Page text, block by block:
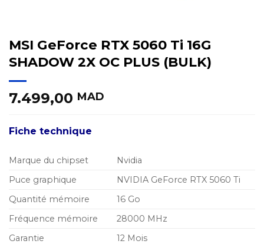
MSI GeForce RTX 5060 Ti 16G
SHADOW 2X OC PLUS (BULK)
7.499,00 MAD
Fiche technique
Marque du chipset
Nvidia
Puce graphique
NVIDIA GeForce RTX 5060 Ti
Quantité mémoire
16 Go
Fréquence mémoire
28000 MHz
Garantie
12 Mois